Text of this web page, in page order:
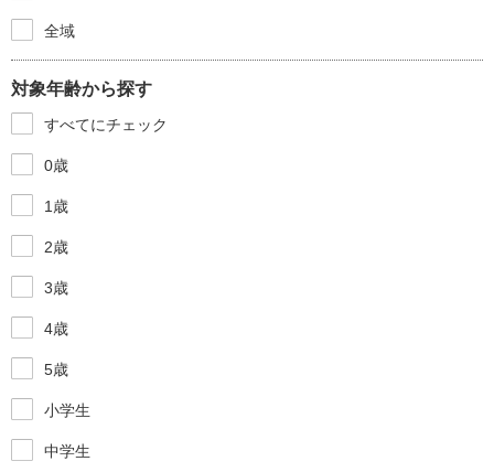
全域
対象年齢から探す
すべてにチェック
0歳
1歳
2歳
3歳
4歳
5歳
小学生
中学生